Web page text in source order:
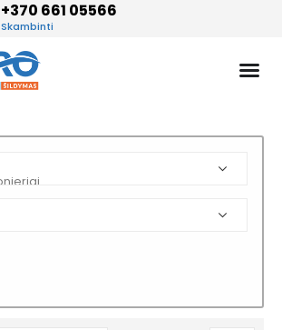
+370 661 05566
Skambinti